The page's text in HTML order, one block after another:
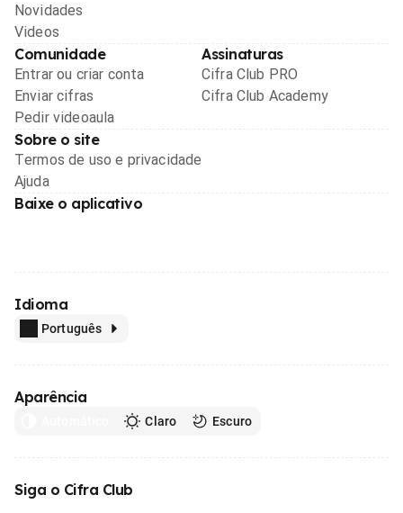
Novidades
Videos
Comunidade
Entrar ou criar conta
Enviar cifras
Pedir videoaula
Assinaturas
Cifra Club PRO
Cifra Club Academy
Sobre o site
Termos de uso e privacidade
Ajuda
Baixe o aplicativo
Idioma
Português
Aparência
Claro Escuro
Siga o Cifra Club